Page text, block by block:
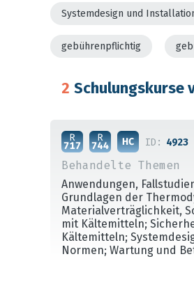
Systemdesign und
gebührenpflichtig
2 Schulungskurse
ID: 4923
Behandelte Themen
Anwendungen,
Grundlagen der
Materialverträglichkeit,
mit Kältemitteln;
Kältemitteln;
Normen; Wartung und